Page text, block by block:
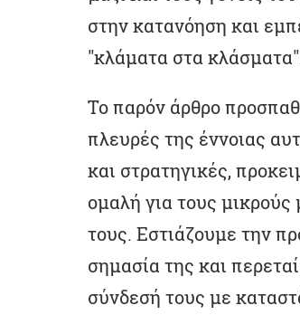
στην κατανόηση και
"κλάματα στα
Το παρόν άρθρο
πλευρές της έννοιας
και στρατηγικές,
ομαλή για τους μικρούς
τους. Εστιάζουμε την
σημασία της και
σύνδεσή τους με